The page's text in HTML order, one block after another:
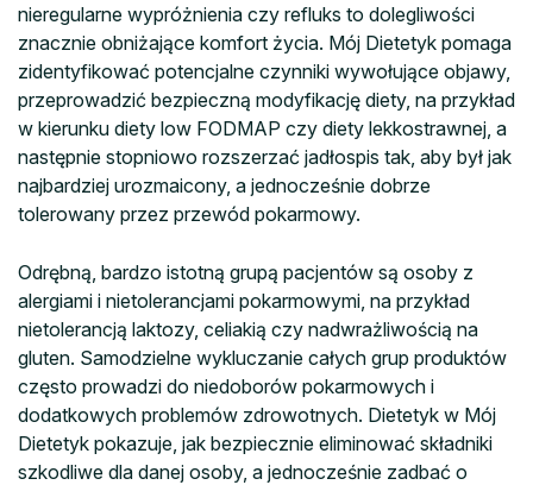
nieregularne wypróżnienia czy refluks to dolegliwości
znacznie obniżające komfort życia. Mój Dietetyk pomaga
zidentyfikować potencjalne czynniki wywołujące objawy,
przeprowadzić bezpieczną modyfikację diety, na przykład
w kierunku diety low FODMAP czy diety lekkostrawnej, a
następnie stopniowo rozszerzać jadłospis tak, aby był jak
najbardziej urozmaicony, a jednocześnie dobrze
tolerowany przez przewód pokarmowy.
Odrębną, bardzo istotną grupą pacjentów są osoby z
alergiami i nietolerancjami pokarmowymi, na przykład
nietolerancją laktozy, celiakią czy nadwrażliwością na
gluten. Samodzielne wykluczanie całych grup produktów
często prowadzi do niedoborów pokarmowych i
dodatkowych problemów zdrowotnych. Dietetyk w Mój
Dietetyk pokazuje, jak bezpiecznie eliminować składniki
szkodliwe dla danej osoby, a jednocześnie zadbać o